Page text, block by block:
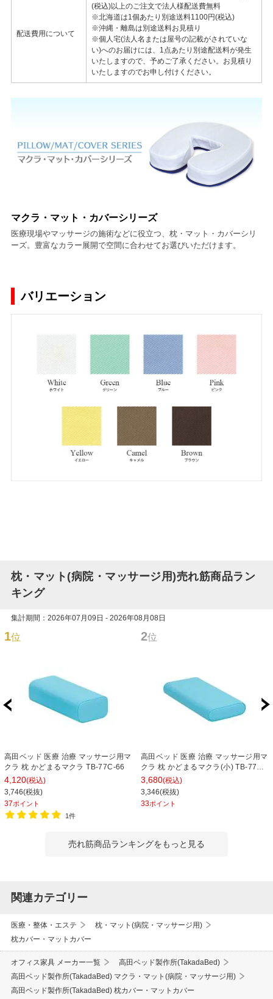
配送費用について
(税込)以上のご注文で法人様配送費無料
※北海道は1個あたり別途送料1100円(税込)
※沖縄・離島は別途送料お見積り
※個人宅(法人名または屋号の記載がされていな
い)へのお届けには、1点あたり別途配送料が発生
いたしますので、予めご了承ください。お見積り
いたしますのでお申し付けください。
マクラ・マット・カバーシリーズ
医療現場やマッサージの施術などに役立つ、枕・マット・カバーシリ
ーズ。豊富なカラー展開で空間に合わせてお選びいただけます。
バリエーション
枕・マット(病院・マッサージ用)売れ筋商品ラン
キング
集計期間：2026年07月09日 - 2026年08月08日
1位
高田ベッド 医療 治療 マッサージ用マ
クラ 枕 かどまるマクラ TB-77C-66
4,120(税込)
3,746(税抜)
37ポイント
1件
2位
高田ベッド 医療 治療 マッサージ用マ
クラ 枕 かどまるマクラ(小) TB-77C-
71
3,680(税込)
3,346(税抜)
33ポイント
売れ筋商品ランキングをもっと見る
関連カテゴリー
医療・整体・エステ
枕・マット(病院・マッサージ用)
枕カバー・マットカバー
オフィス家具 メーカー一覧
高田ベッド製作所(TakadaBed)
高田ベッド製作所(TakadaBed) マクラ・マット(病院・マッサージ用)
高田ベッド製作所(TakadaBed) 枕カバー・マットカバー